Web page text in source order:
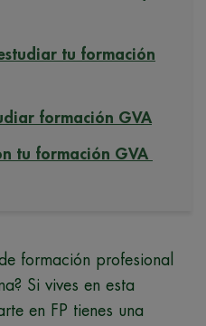
tu formación
formación GVA
tu formación GVA
formación profesional
Si vives en esta
en FP tienes una